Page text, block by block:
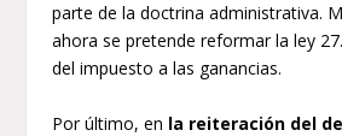
parte de la doctrina administrativa.
ahora se pretende reformar la ley
del impuesto a las ganancias.
Por último, en la reiteración del